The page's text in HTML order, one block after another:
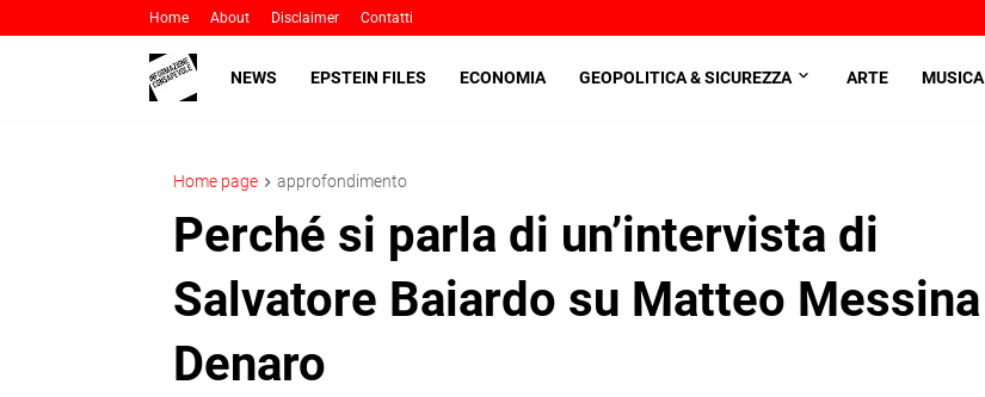
Home About Disclaimer Contatti
NEWS EPSTEIN FILES ECONOMIA GEOPOLITICA & SICUREZZA ARTE MUSICA
Home page approfondimento
Perché si parla di un’intervista di
Salvatore Baiardo su Matteo Messina
Denaro